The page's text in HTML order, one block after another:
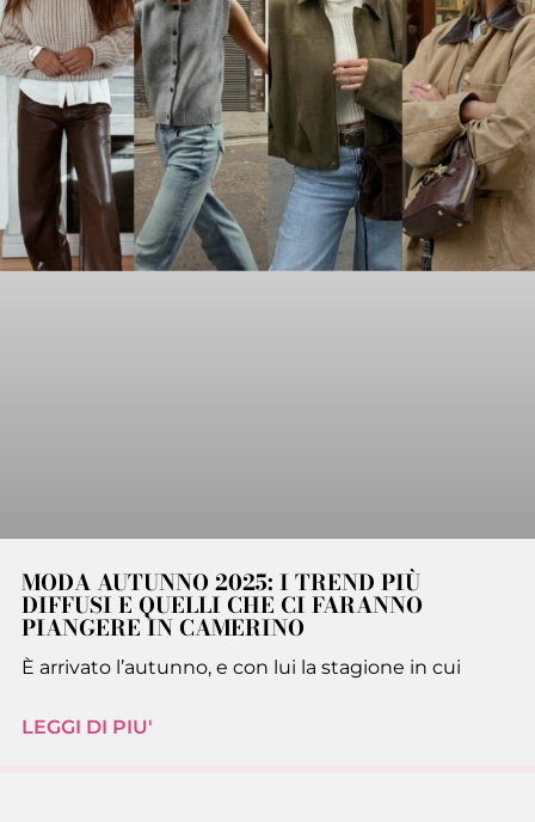
MODA AUTUNNO 2025: I TREND PIÙ
DIFFUSI E QUELLI CHE CI FARANNO
PIANGERE IN CAMERINO
È arrivato l’autunno, e con lui la stagione in cui
LEGGI DI PIU'